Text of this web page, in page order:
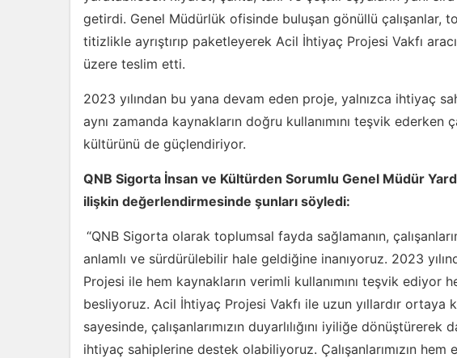
getirdi. Genel Müdürlük ofisinde buluşan gönüllü çalışanlar,
titizlikle ayrıştırıp paketleyerek Acil İhtiyaç Projesi Vakfı
üzere teslim etti.
2023 yılından bu yana devam eden proje, yalnızca ihtiyaç
aynı zamanda kaynakların doğru kullanımını teşvik ederken
kültürünü de güçlendiriyor.
QNB Sigorta İnsan ve Kültürden Sorumlu Genel Müdür
ilişkin değerlendirmesinde şunları söyledi:
“QNB Sigorta olarak toplumsal fayda sağlamanın,
anlamlı ve sürdürülebilir hale geldiğine inanıyoruz. 2023
Projesi ile hem kaynakların verimli kullanımını teşvik ediyor
besliyoruz. Acil İhtiyaç Projesi Vakfı ile uzun yıllardır
sayesinde, çalışanlarımızın duyarlılığını iyiliğe
ihtiyaç sahiplerine destek olabiliyoruz. Çalışanlarımızın